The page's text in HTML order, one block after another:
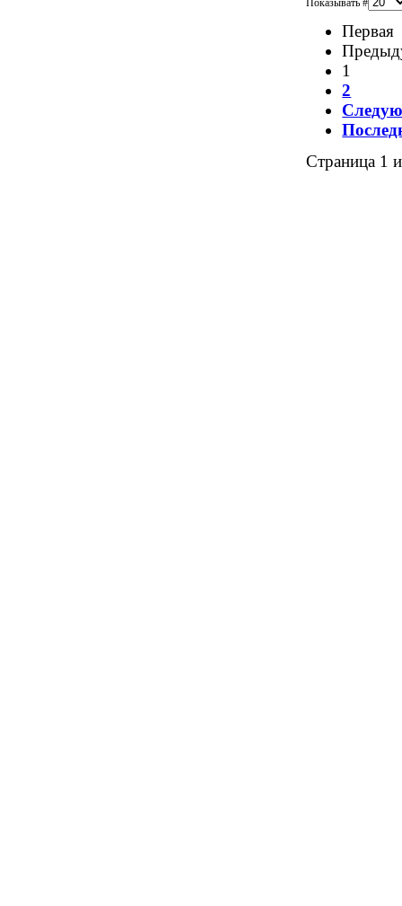
Показывать #
Первая
1
2
Страница 1